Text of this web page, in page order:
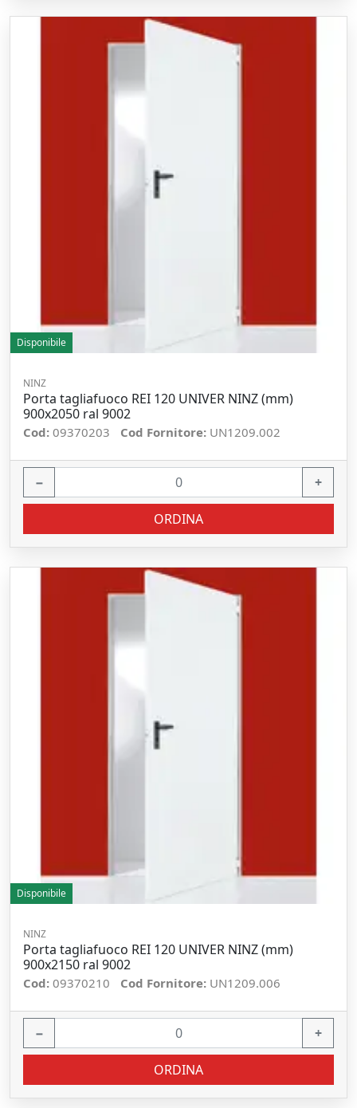
Disponibile
NINZ
Porta tagliafuoco REI 120 UNIVER NINZ (mm)
900x2050 ral 9002
Cod: 09370203 Cod Fornitore: UN1209.002
− +
ORDINA
Disponibile
NINZ
Porta tagliafuoco REI 120 UNIVER NINZ (mm)
900x2150 ral 9002
Cod: 09370210 Cod Fornitore: UN1209.006
− +
ORDINA